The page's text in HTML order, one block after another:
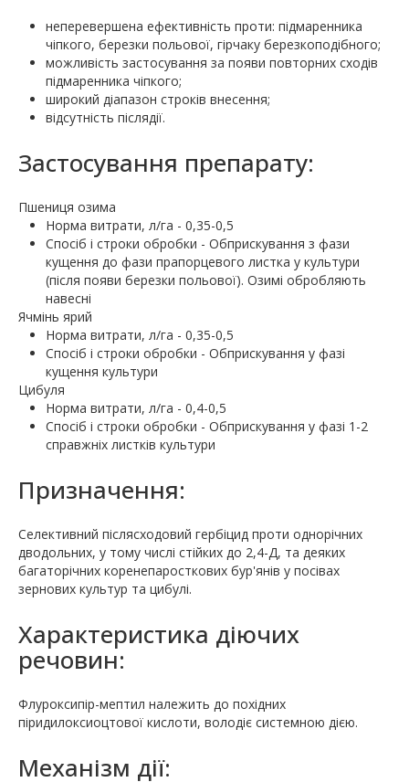
неперевершена ефективність проти: підмаренника
чіпкого, березки польової, гірчаку березкоподібного;
можливість застосування за появи повторних сходів
підмаренника чіпкого;
широкий діапазон строків внесення;
відсутність післядії.
Застосування препарату:
Пшениця озима
Норма витрати, л/га - 0,35-0,5
Спосіб і строки обробки - Обприскування з фази
кущення до фази прапорцевого листка у культури
(після появи березки польової). Озимі обробляють
навесні
Ячмінь ярий
Норма витрати, л/га - 0,35-0,5
Спосіб і строки обробки - Обприскування у фазі
кущення культури
Цибуля
Норма витрати, л/га - 0,4-0,5
Спосіб і строки обробки - Обприскування у фазі 1-2
справжніх листків культури
Призначення:
Селективний післясходовий гербіцид проти однорічних
дводольних, у тому числі стійких до 2,4-Д, та деяких
багаторічних коренепаросткових бур'янів у посівах
зернових культур та цибулі.
Характеристика діючих
речовин:
Флуроксипір-мептил належить до похідних
піридилоксиоцтової кислоти, володіє системною дією.
Механізм дії: